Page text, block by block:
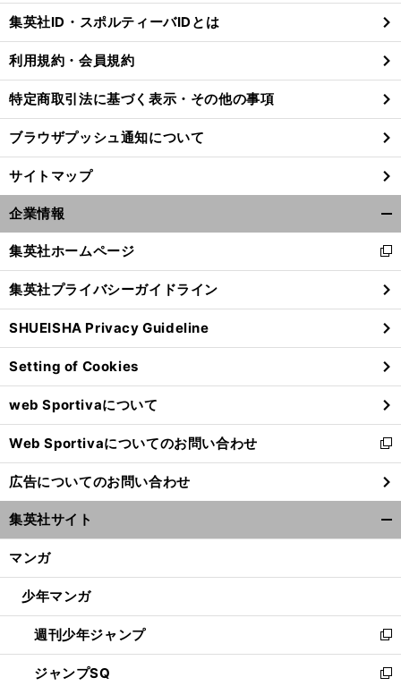
【
木
】
、
る
集英社ID・スポルティーバIDとは
利用規約・会員規約
特定商取引法に基づく表示・その他の事項
ブラウザプッシュ通知について
サイトマップ
企業情報
閉
る
集英社ホームページ
新
し
い
ウ
ィ
ン
ド
ウ
で
開
く
集英社プライバシーガイドライン
SHUEISHA Privacy Guideline
Setting of Cookies
web Sportivaについて
Web Sportivaについてのお問い合わせ
新
し
い
ウ
ィ
ン
ウ
開
く
広告についてのお問い合わせ
集英社サイト
マンガ
少年マンガ
週刊少年ジャンプ
新
し
い
ジャンプSQ
新